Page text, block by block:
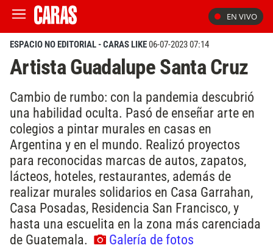
EN VIVO
ESPACIO NO EDITORIAL - CARAS LIKE06-07-2023 07:14
Artista Guadalupe Santa Cruz
Cambio de rumbo: con la pandemia descubrió
una habilidad oculta. Pasó de enseñar arte en
colegios a pintar murales en casas en
Argentina y en el mundo. Realizó proyectos
para reconocidas marcas de autos, zapatos,
lácteos, hoteles, restaurantes, además de
realizar murales solidarios en Casa Garrahan,
Casa Posadas, Residencia San Francisco, y
hasta una escuelita en la zona más carenciada
de Guatemala.
Galería de fotos